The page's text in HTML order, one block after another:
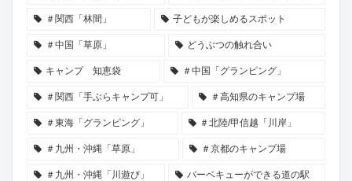
＃関西「林間」 子どもが楽しめるスポット
＃中国「草原」 どうぶつの触れ合い
キャンプ 知恵袋 ＃中国「グランピング」
＃関西「手ぶらキャンプ可」 ＃高知県のキャンプ場
＃東海「グランピング」 ＃北陸/甲信越「川岸」
＃九州・沖縄「草原」 ＃京都のキャンプ場
＃九州・沖縄「川遊び」 バーベキューができる道の駅